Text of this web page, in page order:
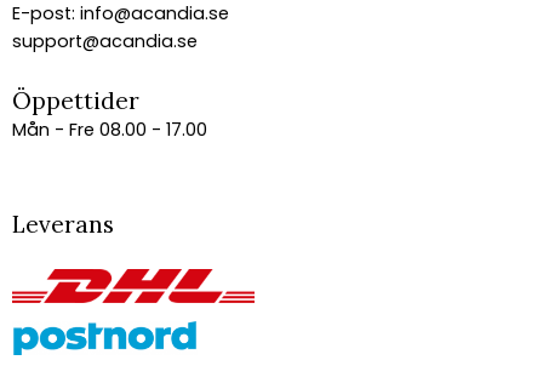
E-post: info@acandia.se
support@acandia.se
Öppettider
Mån - Fre 08.00 - 17.00
Leverans